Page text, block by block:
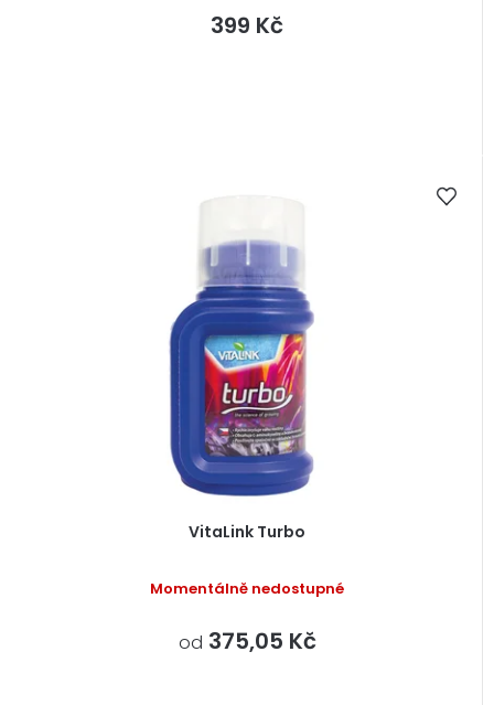
399 Kč
VitaLink Turbo
Momentálně nedostupné
od 375,05 Kč